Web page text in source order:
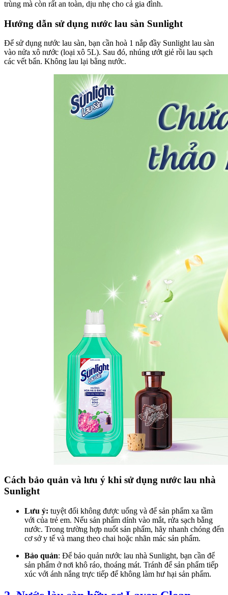
trùng mà còn rất an toàn, dịu nhẹ cho cả gia đình.
Hướng dẫn sử dụng nước lau sàn Sunlight
Để sử dụng nước lau sàn, bạn cần hoà 1 nắp đầy Sunlight lau sàn
vào nửa xô nước (loại xô 5L). Sau đó, nhúng ướt giẻ rồi lau sạch
các vết bẩn. Không lau lại bằng nước.
Cách bảo quản và lưu ý khi sử dụng nước lau nhà
Sunlight
Lưu ý: tuyệt đối không được uống và để sản phẩm xa tầm
với của trẻ em. Nếu sản phẩm dính vào mắt, rửa sạch bằng
nước. Trong trường hợp nuốt sản phẩm, hãy nhanh chóng đến
cơ sở y tế và mang theo chai hoặc nhãn mác sản phẩm.
Bảo quản: Để bảo quản nước lau nhà Sunlight, bạn cần để
sản phẩm ở nơi khô ráo, thoáng mát. Tránh để sản phẩm tiếp
xúc với ánh nắng trực tiếp để không làm hư hại sản phẩm.